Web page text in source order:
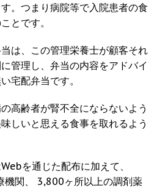
。つまり病院等で入院患者の食
とです。
は、この管理栄養士が顧客それ
管理し、弁当の内容をアドバイ
宅配弁当です。
高齢者が腎不全にならないよう
しいと思える食事を取れるよう
を通じた配布に加えて、
機関、 3,800ヶ所以上の調剤薬